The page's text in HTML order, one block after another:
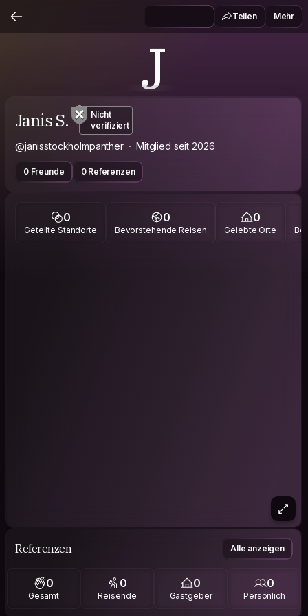
Teilen Mehr
J
Janis S.
Nicht
verifiziert
@janisstockholmpanther Mitglied seit 2026
0 Freunde 0 Referenzen
0
Geteilte Standorte
0
Bevorstehende Reisen
0
Gelebte Orte
Referenzen Alle anzeigen
0
Gesamt
0
Reisende
0
Gastgeber
0
Persönlich